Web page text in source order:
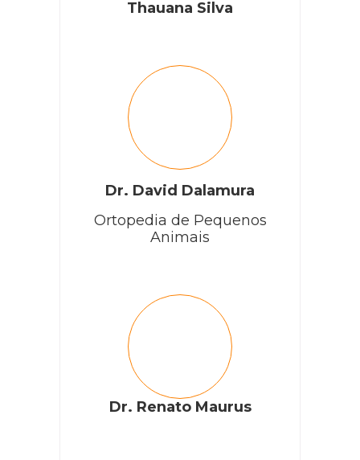
Thauana Silva
Dr. David Dalamura
Ortopedia de Pequenos
Animais
Dr. Renato Maurus